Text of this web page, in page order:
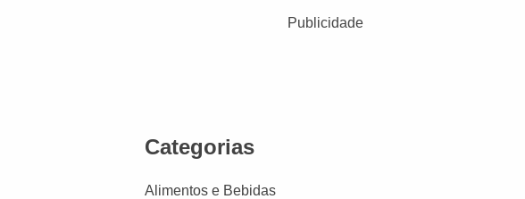
Publicidade
Categorias
Alimentos e Bebidas